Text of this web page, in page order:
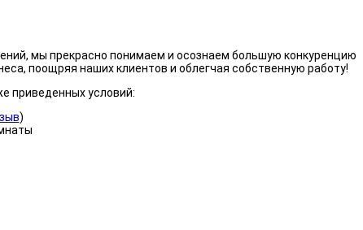
мы прекрасно понимаем и осознаем большую конкуренцию
поощряя наших клиентов и облегчая собственную работу!
приведенных условий:
)